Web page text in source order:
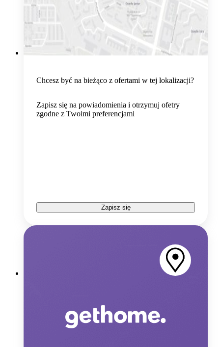
Chcesz być na bieżąco z ofertami w tej lokalizacji?
Zapisz się na powiadomienia i otrzymuj ofetry
zgodne z Twoimi preferencjami
Zapisz się